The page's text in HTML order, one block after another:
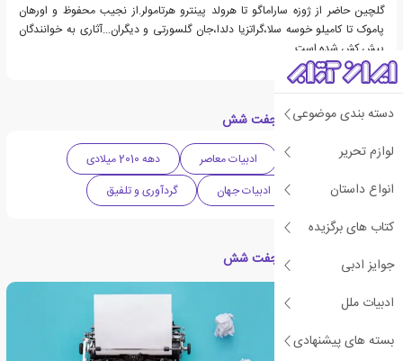
دسته بندی موضوعی
لوازم تحریر
انواع داستان
کتاب های برگزیده
جوایز ادبی
ادبیات ملل
بسته های پیشنهادی
گلچین حاضر از ژوزه ساراماگو تا هرولد پینترو هرتامولر.از نجیب محفوظ و اورهان
پاموک تا کامیلو خوسه سلا،گراتزیا دلدا،جان گلسورتی و دیگران...آثاری به خوانندگان
پیش کش شده است.
دسته بندی های کتاب جفت شش
ادبیات داستانی ادبیات معاصر
دهه 2010 میلادی
داستان کوتاه
ادبیات جهان گردآوری و تلفیق
مقالات مرتبط با کتاب جفت شش